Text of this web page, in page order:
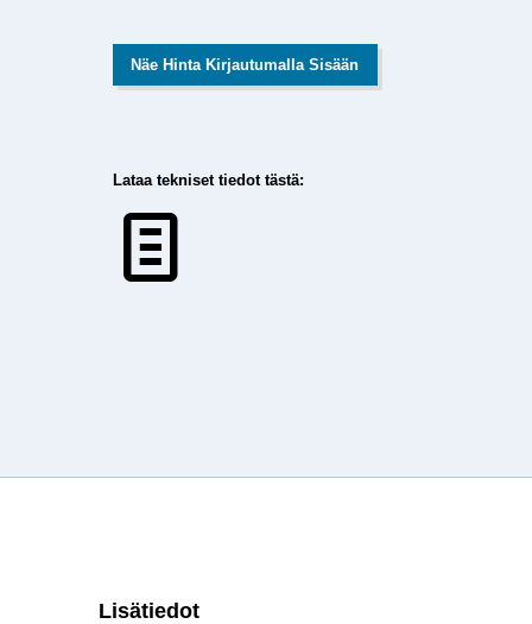
Näe Hinta Kirjautumalla Sisään
Lataa tekniset tiedot tästä:
Lisätiedot